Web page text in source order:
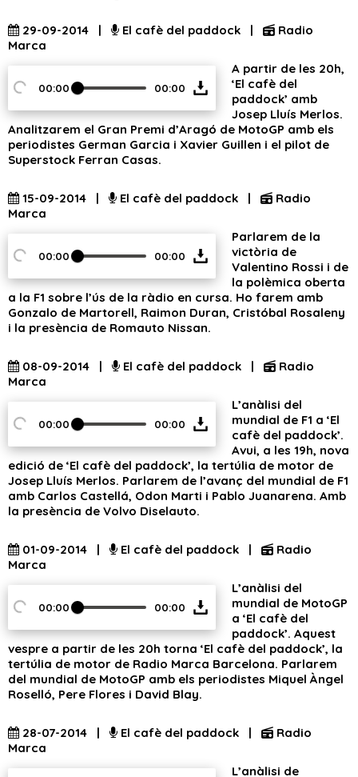
29-09-2014 | El cafè del paddock |
Radio
Marca
00:00 00:00
A partir de les 20h,
‘El cafè del
paddock’ amb
Josep Lluís Merlos.
Analitzarem el Gran Premi d’Aragó de MotoGP amb els
periodistes German Garcia i Xavier Guillen i el pilot de
Superstock Ferran Casas.
15-09-2014 | El cafè del paddock |
Radio
Marca
00:00 00:00
Parlarem de la
victòria de
Valentino Rossi i de
la polèmica oberta
a la F1 sobre l’ús de la ràdio en cursa. Ho farem amb
Gonzalo de Martorell, Raimon Duran, Cristóbal Rosaleny
i la presència de Romauto Nissan.
08-09-2014 | El cafè del paddock |
Radio
Marca
00:00 00:00
L’anàlisi del
mundial de F1 a ‘El
cafè del paddock’.
Avui, a les 19h, nova
edició de ‘El cafè del paddock’, la tertúlia de motor de
Josep Lluís Merlos. Parlarem de l’avanç del mundial de F1
amb Carlos Castellá, Odon Marti i Pablo Juanarena. Amb
la presència de Volvo Diselauto.
01-09-2014 | El cafè del paddock |
Radio
Marca
00:00 00:00
L’anàlisi del
mundial de MotoGP
a ‘El cafè del
paddock’. Aquest
vespre a partir de les 20h torna ‘El cafè del paddock’, la
tertúlia de motor de Radio Marca Barcelona. Parlarem
del mundial de MotoGP amb els periodistes Miquel Àngel
Roselló, Pere Flores i David Blay.
28-07-2014 | El cafè del paddock |
Radio
Marca
L’anàlisi de